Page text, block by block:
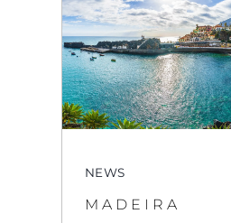
NEWS
MADEIRA